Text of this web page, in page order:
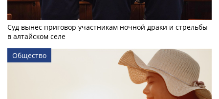
Суд вынес приговор участникам ночной драки и стрельбы
в алтайском селе
Общество